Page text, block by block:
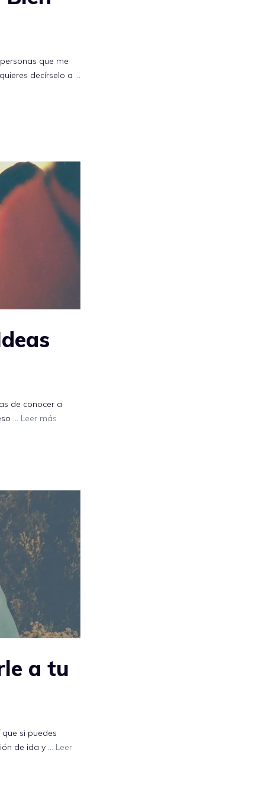
que me
decírselo a …
de conocer a
… Leer más
a tu
que si puedes
de ida y … Leer